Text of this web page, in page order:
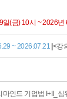
(금) 10시 ~ 2026
~ 2026.07.21 |<강
마인드 기업법 I+II_심